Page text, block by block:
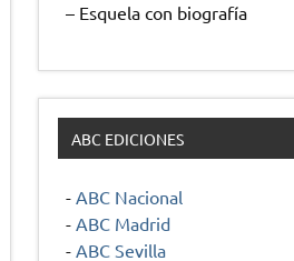
– Esquela con biografía
ABC EDICIONES
- ABC Nacional
- ABC Madrid
- ABC Sevilla